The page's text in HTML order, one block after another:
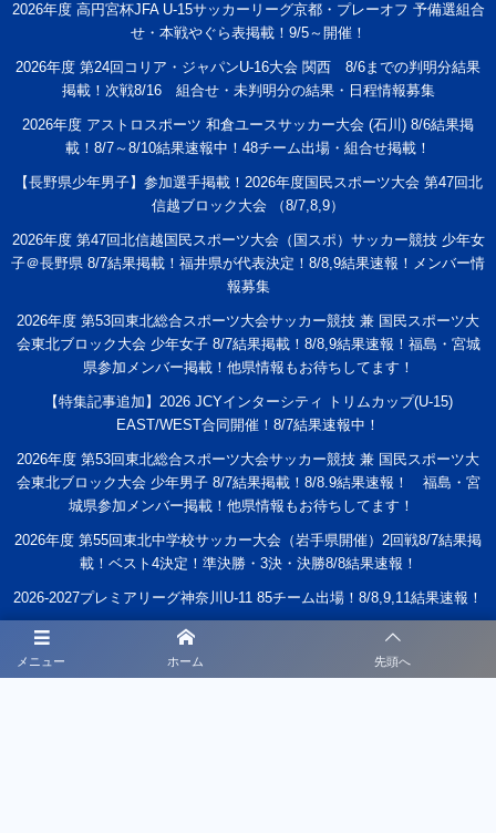
メニュー ホーム 先頭へ
2026年度 高円宮杯JFA U-15サッカーリーグ京都・プレーオフ 予備選組合
せ・本戦やぐら表掲載！9/5～開催！
2026年度 第24回コリア・ジャパンU-16大会 関西 8/6までの判明分結果
掲載！次戦8/16 組合せ・未判明分の結果・日程情報募集
2026年度 アストロスポーツ 和倉ユースサッカー大会 (石川) 8/6結果掲
載！8/7～8/10結果速報中！48チーム出場・組合せ掲載！
【長野県少年男子】参加選手掲載！2026年度国民スポーツ大会 第47回北
信越ブロック大会 （8/7,8,9）
2026年度 第47回北信越国民スポーツ大会（国スポ）サッカー競技 少年女
子＠長野県 8/7結果掲載！福井県が代表決定！8/8,9結果速報！メンバー情
報募集
2026年度 第53回東北総合スポーツ大会サッカー競技 兼 国民スポーツ大
会東北ブロック大会 少年女子 8/7結果掲載！8/8,9結果速報！福島・宮城
県参加メンバー掲載！他県情報もお待ちしてます！
【特集記事追加】2026 JCYインターシティ トリムカップ(U-15)
EAST/WEST合同開催！8/7結果速報中！
2026年度 第53回東北総合スポーツ大会サッカー競技 兼 国民スポーツ大
会東北ブロック大会 少年男子 8/7結果掲載！8/8.9結果速報！ 福島・宮
城県参加メンバー掲載！他県情報もお待ちしてます！
2026年度 第55回東北中学校サッカー大会（岩手県開催）2回戦8/7結果掲
載！ベスト4決定！準決勝・3決・決勝8/8結果速報！
2026-2027プレミアリーグ神奈川U-11 85チーム出場！8/8,9,11結果速報！